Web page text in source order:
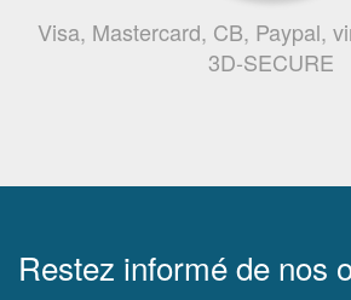
Visa, Mastercard, CB, Paypal,
3D-SECURE
Restez informé de nos